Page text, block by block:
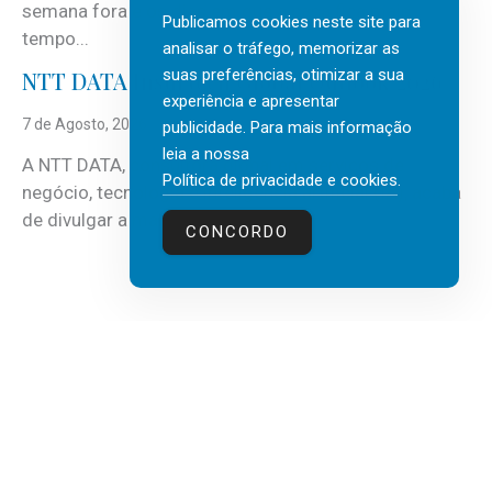
semana fora e os dias em que a casa fica mais
tempo...
NTT DATA Insurtech Global Outlook 2026
7 de Agosto, 2026
A NTT DATA, consultora global em serviços de
negócio, tecnologia e inteligência artificial (IA), acaba
de divulgar a mais recente...
Publicamos cookies neste site para
analisar o tráfego, memorizar as
suas preferências, otimizar a sua
experiência e apresentar
publicidade. Para mais informação
leia a nossa
Política de privacidade e cookies.
CONCORDO